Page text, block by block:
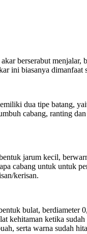
berserabut
ini biasanya dimanfaat
dua tipe batang,
cabang, ranting
jarum kecil,
cabang untuk untuk
kerisan.
bulat, berdiameter
kehitaman ketika
serta warna sudah